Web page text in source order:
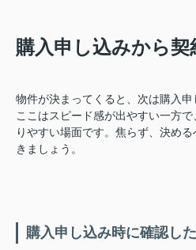
購入申し込みから契
物件が決まってくると、次は購入申
ここはスピード感が出やすい一方
りやすい場面です。焦らず、決め
きましょう。
購入申し込み時に確認し